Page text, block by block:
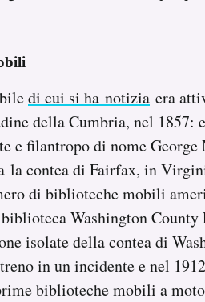
di cui si ha notizia era
della Cumbria, nel 1857:
e filantropo di nome
contea di Fairfax, in
di biblioteche mobili
Washington
isolate della contea di
in un incidente e nel
biblioteche mobili a